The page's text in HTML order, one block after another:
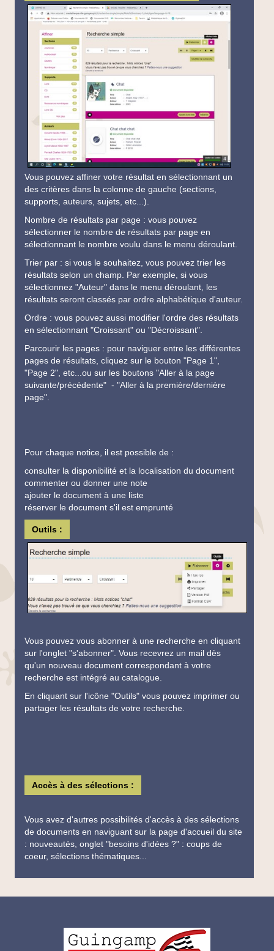
Vous pouvez affiner votre résultat en sélectionnant un
des critères dans la colonne de gauche (sections,
supports, auteurs, sujets, etc...).
Nombre de résultats par page : vous pouvez
sélectionner le nombre de résultats par page en
sélectionnant le nombre voulu dans le menu déroulant.
Trier par : si vous le souhaitez, vous pouvez trier les
résultats selon un champ. Par exemple, si vous
sélectionnez "Auteur" dans le menu déroulant, les
résultats seront classés par ordre alphabétique d'auteur.
Ordre : vous pouvez aussi modifier l'ordre des résultats
en sélectionnant "Croissant" ou "Décroissant".
Parcourir les pages : pour naviguer entre les différentes
pages de résultats, cliquez sur le bouton "Page 1",
"Page 2", etc...ou sur les boutons "Aller à la page
suivante/précédente" - "Aller à la première/dernière
page".
Pour chaque notice, il est possible de :
consulter la disponibilité et la localisation du document
commenter ou donner une note
ajouter le document à une liste
réserver le document s'il est emprunté
Outils :
Vous pouvez vous abonner à une recherche en cliquant
sur l'onglet "s'abonner". Vous recevrez un mail dès
qu'un nouveau document correspondant à votre
recherche est intégré au catalogue.
En cliquant sur l'icône "Outils" vous pouvez imprimer ou
partager les résultats de votre recherche.
Accès à des sélections :
Vous avez d'autres possibilités d'accès à des sélections
de documents en naviguant sur la page d'accueil du site
: nouveautés, onglet "besoins d'idées ?" : coups de
coeur, sélections thématiques...